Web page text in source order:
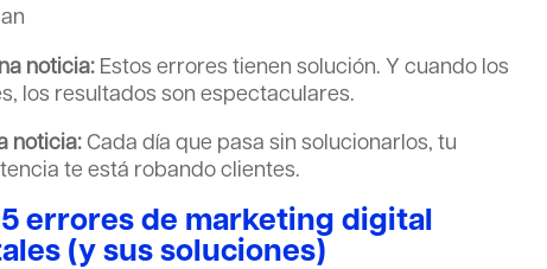
noticia:Estos errores tienen solución. Y cuando los
los resultados son espectaculares.
noticia:Cada día que pasa sin solucionarlos, tu
te está robando clientes.
errores de marketing digital
(y sus soluciones)